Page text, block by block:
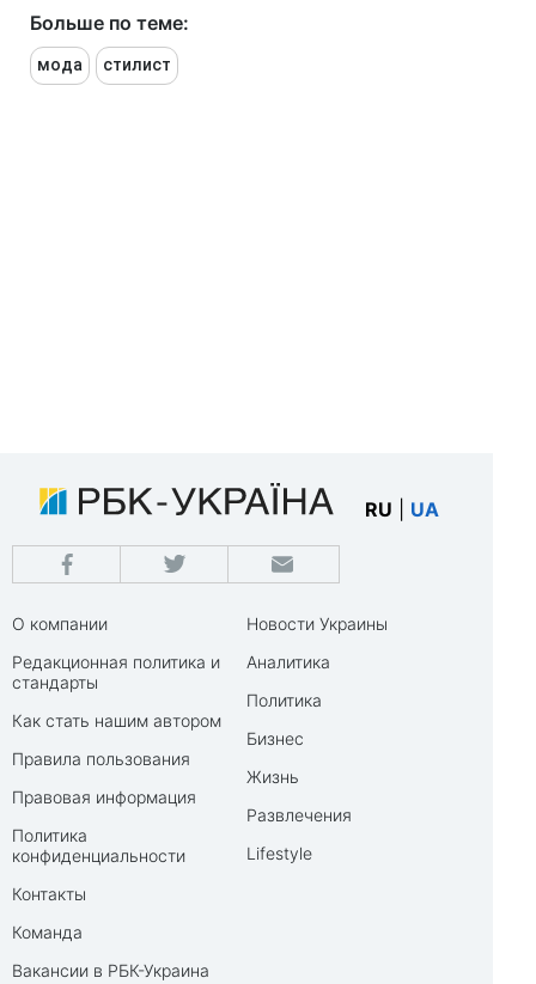
Больше по теме:
мода стилист
RU UA
О компании
Редакционная политика и
стандарты
Как стать нашим автором
Правила пользования
Правовая информация
Политика
конфиденциальности
Контакты
Команда
Вакансии в РБК-Украина
Новости Украины
Аналитика
Политика
Бизнес
Жизнь
Развлечения
Lifestyle